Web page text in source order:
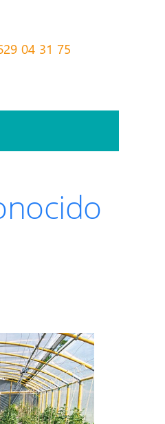
04 31 75